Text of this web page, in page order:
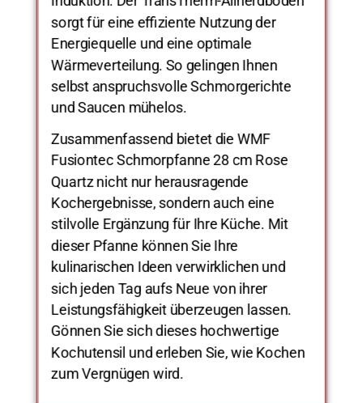
sorgt für eine effiziente Nutzung der
Energiequelle und eine optimale
Wärmeverteilung. So gelingen Ihnen
selbst anspruchsvolle Schmorgerichte
und Saucen mühelos.
Zusammenfassend bietet die WMF
Fusiontec Schmorpfanne 28 cm Rose
Quartz nicht nur herausragende
Kochergebnisse, sondern auch eine
stilvolle Ergänzung für Ihre Küche. Mit
dieser Pfanne können Sie Ihre
kulinarischen Ideen verwirklichen und
sich jeden Tag aufs Neue von ihrer
Leistungsfähigkeit überzeugen lassen.
Gönnen Sie sich dieses hochwertige
Kochutensil und erleben Sie, wie Kochen
zum Vergnügen wird.